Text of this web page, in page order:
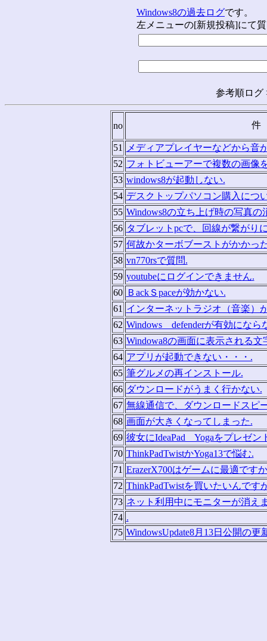
Windows8の過去ログです。
左メニューの[新規投稿]にて
参考順ログ
no 件
51
メディアプレイヤーなどから音
52 フォトビューアーで複数の画像
53 windows8が起動しない.
54 デスクトップパソコン購入につ
55 Windows8の立ち上げ時の写真の
56 タブレットpcで、回線が繋がり
57 何故かターボブーストがかかっ
58 vn770rsで質問.
59 youtubeにログインできません.
60
ＢackＳpaceが効かない.
61 インターネットラジオ（音楽）
62 Windows defenderが有効になら
63 Windowa8の画面に表示される文
64 アプリが起動できない・・・.
65 筆グルメの再インストール.
66 ダウンロードがうまく行かない.
67 無線通信で、ダウンロードスピ
68 画面が大きくなってしまった.
69 彼女にIdeaPad Yogaをプレゼン
70 ThinkPadTwistかYoga13で悩む.
71 ErazerX700はゲームに最適です
72 ThinkPadTwistを買いたいんです
73 ネット利用中にモニターが消え
74 .
75 WindowsUpdate8月13日公開の